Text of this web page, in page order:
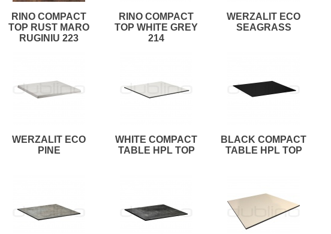
RINO COMPACT
TOP RUST MARO
RUGINIU 223
RINO COMPACT
TOP WHITE GREY
214
WERZALIT ECO
SEAGRASS
WERZALIT ECO
PINE
WHITE COMPACT
TABLE HPL TOP
BLACK COMPACT
TABLE HPL TOP